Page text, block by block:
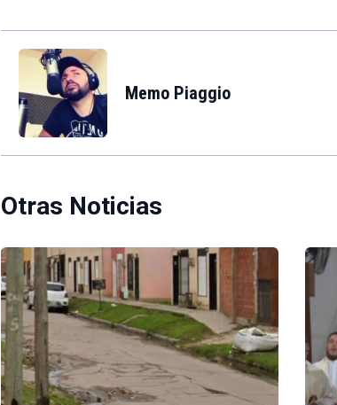
Memo Piaggio
Otras Noticias